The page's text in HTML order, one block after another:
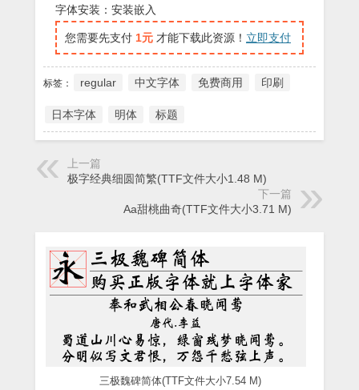
字体安装：安装嵌入
您需要先支付 1元 才能下载此资源！ 立即支付
标签： regular 中文字体 免费商用 印刷
日本字体 明体 标题
上一篇
极字经典细圆简繁(TTF文件大小1.48 M)
下一篇
Aa甜桃曲奇(TTF文件大小3.71 M)
三极魏碑简体(TTF文件大小7.54 M)